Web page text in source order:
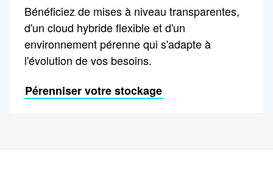
Bénéficiez de mises à niveau transparentes,
d'un cloud hybride flexible et d'un
environnement pérenne qui s'adapte à
l'évolution de vos besoins.
Pérenniser votre stockage